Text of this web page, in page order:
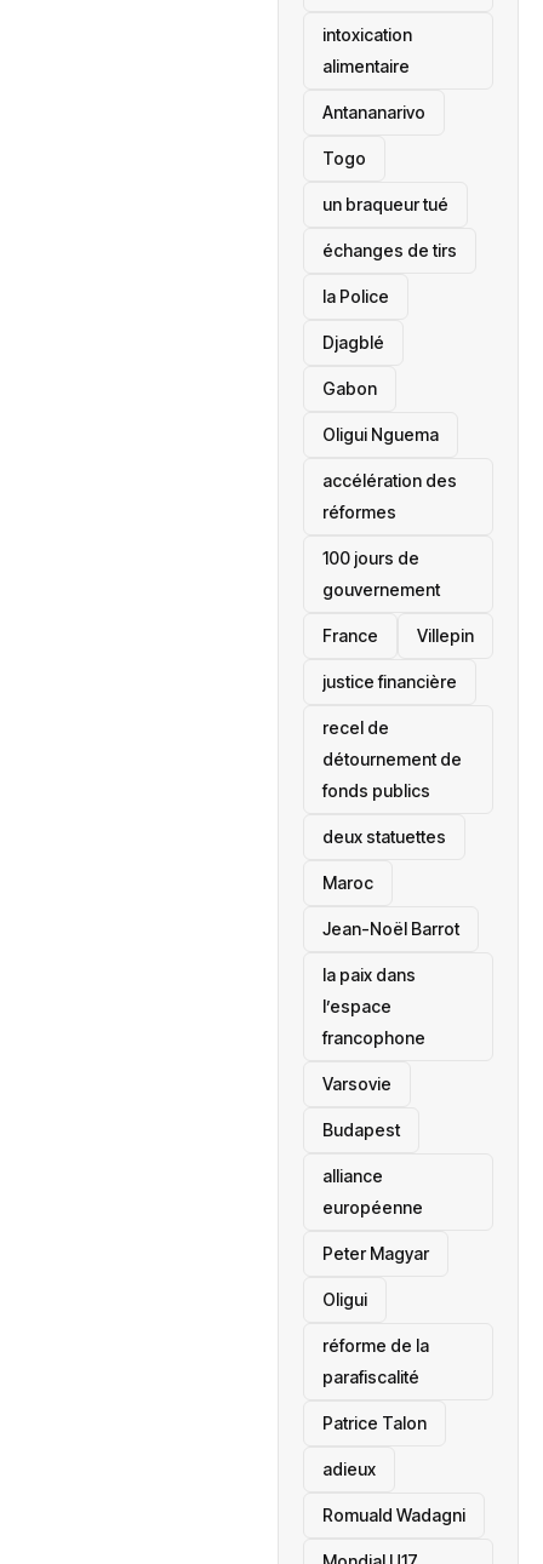
intoxication
alimentaire
Antananarivo
‎Togo
un braqueur tué
échanges de tirs
la Police
Djagblé
Gabon
Oligui Nguema
accélération des
réformes
100 jours de
gouvernement
France Villepin
justice financière
recel de
détournement de
fonds publics
deux statuettes
Maroc
Jean-Noël Barrot
la paix dans
l’espace
francophone
‎Varsovie
Budapest
alliance
européenne
Peter Magyar
Oligui
réforme de la
parafiscalité
Patrice Talon
adieux
Romuald Wadagni